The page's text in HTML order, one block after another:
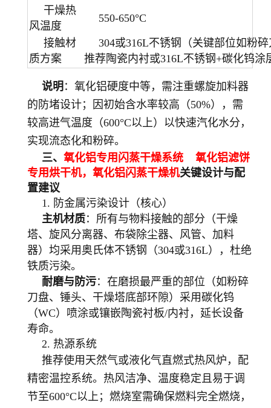
干燥热
风温度
550-650°C
接触材
质方案
304或316L不锈钢（关键部位如粉
推荐陶瓷内衬或316L不锈钢+碳化钨涂
说明 ：氧化铝硬度中等，需注重螺旋加料器
的防堵设计；因初始含水率较高（50%），需
较高进气温度（600°C以上）以快速汽化水分，
实现流态化和粉碎。
三、 氧化铝专用闪蒸干燥系统 氧化铝滤饼
专用烘干机， 氧化铝闪蒸干燥机关键设计与配
置建议
1. 防金属污染设计（核心）
主机材质：所有与物料接触的部分（干燥
塔、旋风分离器、布袋除尘器、风管、加料
器）均采用奥氏体不锈钢（304或316L），杜绝
铁质污染。
耐磨与防污：在磨损最严重的部位（如粉碎
刀盘、锤头、干燥塔底部环隙）采用碳化钨
（WC）喷涂或镶嵌陶瓷衬板/内衬，延长设备
寿命。
2. 热源系统
推荐使用天然气或液化气直燃式热风炉，配
精密温控系统。热风洁净、温度稳定且易于调
节至600°C以上；燃烧室需确保燃料完全燃烧，